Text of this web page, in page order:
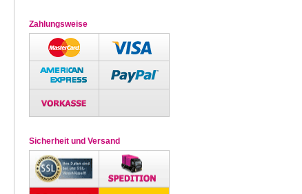
Zahlungsweise
Sicherheit und Versand